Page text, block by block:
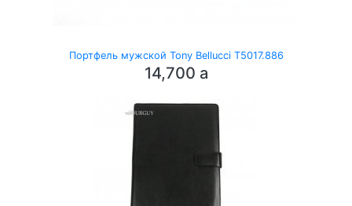
Портфель мужской Tony Bellucci T5017.886
14,700 a